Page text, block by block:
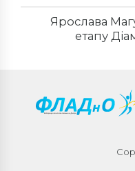
Ярослава
етапу